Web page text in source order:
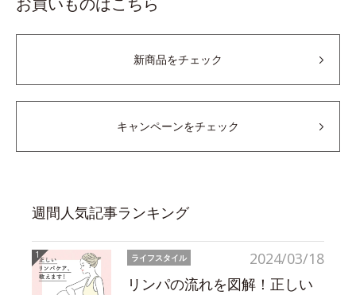
新商品をチェック
キャンペーンをチェック
週間人気記事ランキング
2024/03/18
ライフスタイル
リンパの流れを図解！正しい